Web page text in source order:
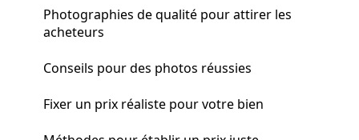
Photographies de qualité pour attirer les
acheteurs
Conseils pour des photos réussies
Fixer un prix réaliste pour votre bien